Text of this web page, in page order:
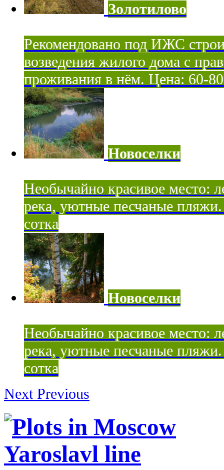
Золотилово
Рекомендовано под ИЖС
возведения жилого дома с
проживания в нём. Цена: 60-80
Новоселки
Необычайно красивое место:
река, уютные песчаные
сотка
Новоселки
Необычайно красивое место:
река, уютные песчаные
сотка
Next Previous